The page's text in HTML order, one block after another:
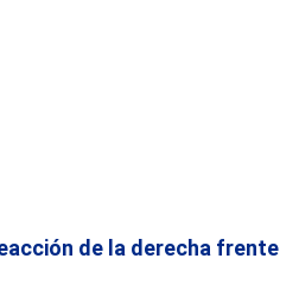
de la derecha frente